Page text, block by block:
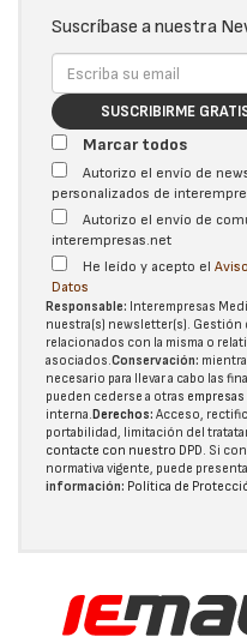
Suscríbase a nuestra
SUSCRIBIRME
Marcar todos
Autorizo el envío de
personalizados de
Autorizo el envío de
interempresas.net
He leído y acepto el
Datos
Responsable: Interempresas
nuestra(s) newsletter(s). Gestión
relacionados con la misma o
asociados.Conservación:
necesario para llevar a cabo las
pueden cederse a otras
interna.Derechos: Acceso,
portabilidad, limitación del
contacte con nuestro DPD. Si
normativa vigente, puede
información: Política de